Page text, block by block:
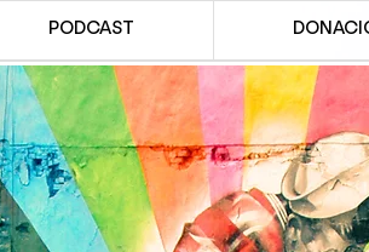
PODCAST